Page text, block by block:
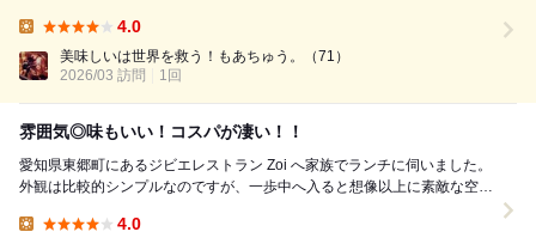
ない 一昨年、狩猟体験をして鹿の解体を一通り見た後、実際にレストラ
ンに運ばれる食材たちを...
4.0
美味しいは世界を救う！もあちゅう。
（71）
2026/03 訪問
1回
雰囲気◎味もいい！コスパが凄い！！
愛知県東郷町にあるジビエレストラン Zoi へ家族でランチに伺いました。
外観は比較的シンプルなのですが、一歩中へ入ると想像以上に素敵な空間
4.0